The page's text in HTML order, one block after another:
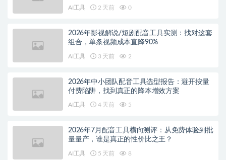
AI工具 2 天前 0
2026年影视解说/短剧配音工具实测：找对这套
组合，单条视频成本直降90%
AI工具 3 天前 2
2026年中小团队配音工具选型报告：避开按量
付费陷阱，找到真正的降本增效方案
AI工具 4 天前 5
2026年7月配音工具横向测评：从免费体验到批
量量产，谁是真正的性价比之王？
AI工具 5 天前 8